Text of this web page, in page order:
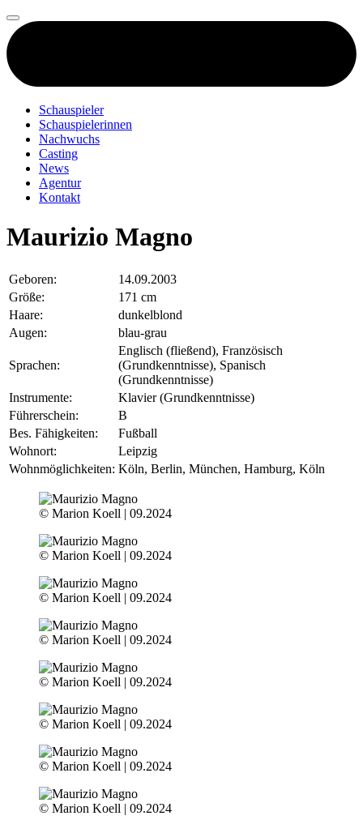
Schauspieler
Schauspielerinnen
Nachwuchs
Casting
News
Agentur
Kontakt
Maurizio Magno
Geboren:
14.09.2003
Größe:
171 cm
Haare:
dunkelblond
Augen:
blau-grau
Sprachen:
Englisch (fließend), Französisch
(Grundkenntnisse), Spanisch
(Grundkenntnisse)
Instrumente:
Klavier (Grundkenntnisse)
Führerschein:
B
Bes. Fähigkeiten:
Fußball
Wohnort:
Leipzig
Wohnmöglichkeiten: Köln, Berlin, München, Hamburg, Köln
© Marion Koell | 09.2024
© Marion Koell | 09.2024
© Marion Koell | 09.2024
© Marion Koell | 09.2024
© Marion Koell | 09.2024
© Marion Koell | 09.2024
© Marion Koell | 09.2024
© Marion Koell | 09.2024